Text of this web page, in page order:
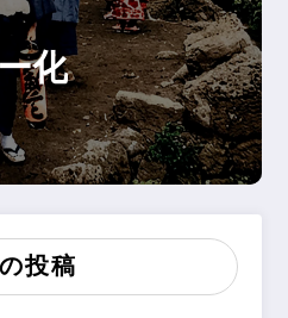
ミツバツツジ,桜,花見
＆14
投稿